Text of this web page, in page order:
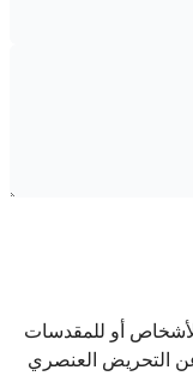
أو للمقدسات
عن التحريض العنصري